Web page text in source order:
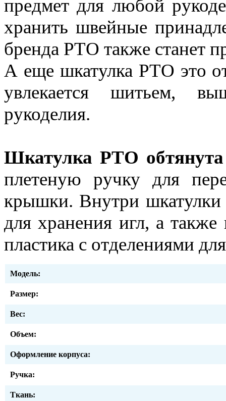
предмет для любой
хранить швейные
бренда РТО также станет
А еще шкатулка РТО это
увлекается шитьем,
рукоделия.
Шкатулка РТО
плетеную ручку для
крышки. Внутри шкатулки
для хранения игл, а
пластика с отделениями
Модель:
Размер:
Вес:
Объем:
Оформление корпуса:
Ручка:
Ткань: